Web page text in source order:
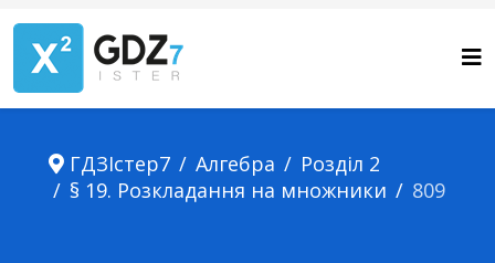
ГДЗІстер7 Алгебра
Розділ 2
§ 19. Розкладання на множники
809